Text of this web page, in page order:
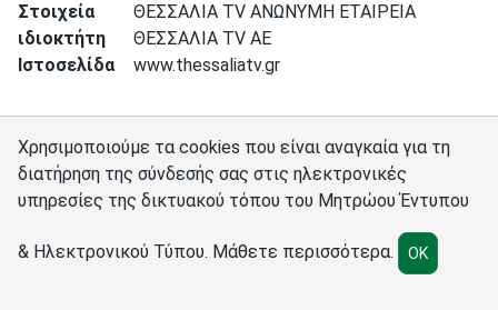
Στοιχεία
ιδιοκτήτη
ΘΕΣΣΑΛΙΑ TV ΑΝΩΝΥΜΗ ΕΤΑΙΡΕΙΑ
ΘΕΣΣΑΛΙΑ TV ΑΕ
Ιστοσελίδα
www.thessaliatv.gr
Ρυθμίσεις cookies
Χρησιμοποιούμε τα cookies που είναι αναγκαία για τη
διατήρηση της σύνδεσής σας στις ηλεκτρονικές
υπηρεσίες της δικτυακού τόπου του Μητρώου Έντυπου
& Ηλεκτρονικού Τύπου. Μάθετε περισσότερα. OK